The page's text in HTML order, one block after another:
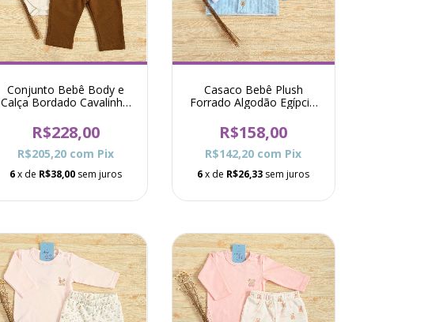
Conjunto Bebê Body e
Calça Bordado Cavalinho
R$228,00
R$205,20 com Pix
6x de R$38,00 sem juros
Casaco Bebê Plush
Forrado Algodão Egípcio
R$158,00
R$142,20 com Pix
6x de R$26,33 sem juros